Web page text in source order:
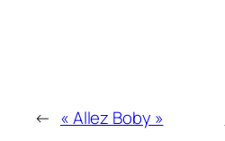
← « Allez Boby »